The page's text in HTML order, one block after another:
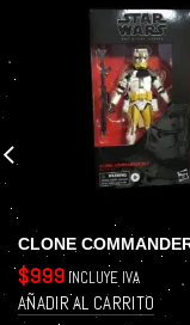
CLONE
$999 INCLUYE IVA
AÑADIR AL CARRITO